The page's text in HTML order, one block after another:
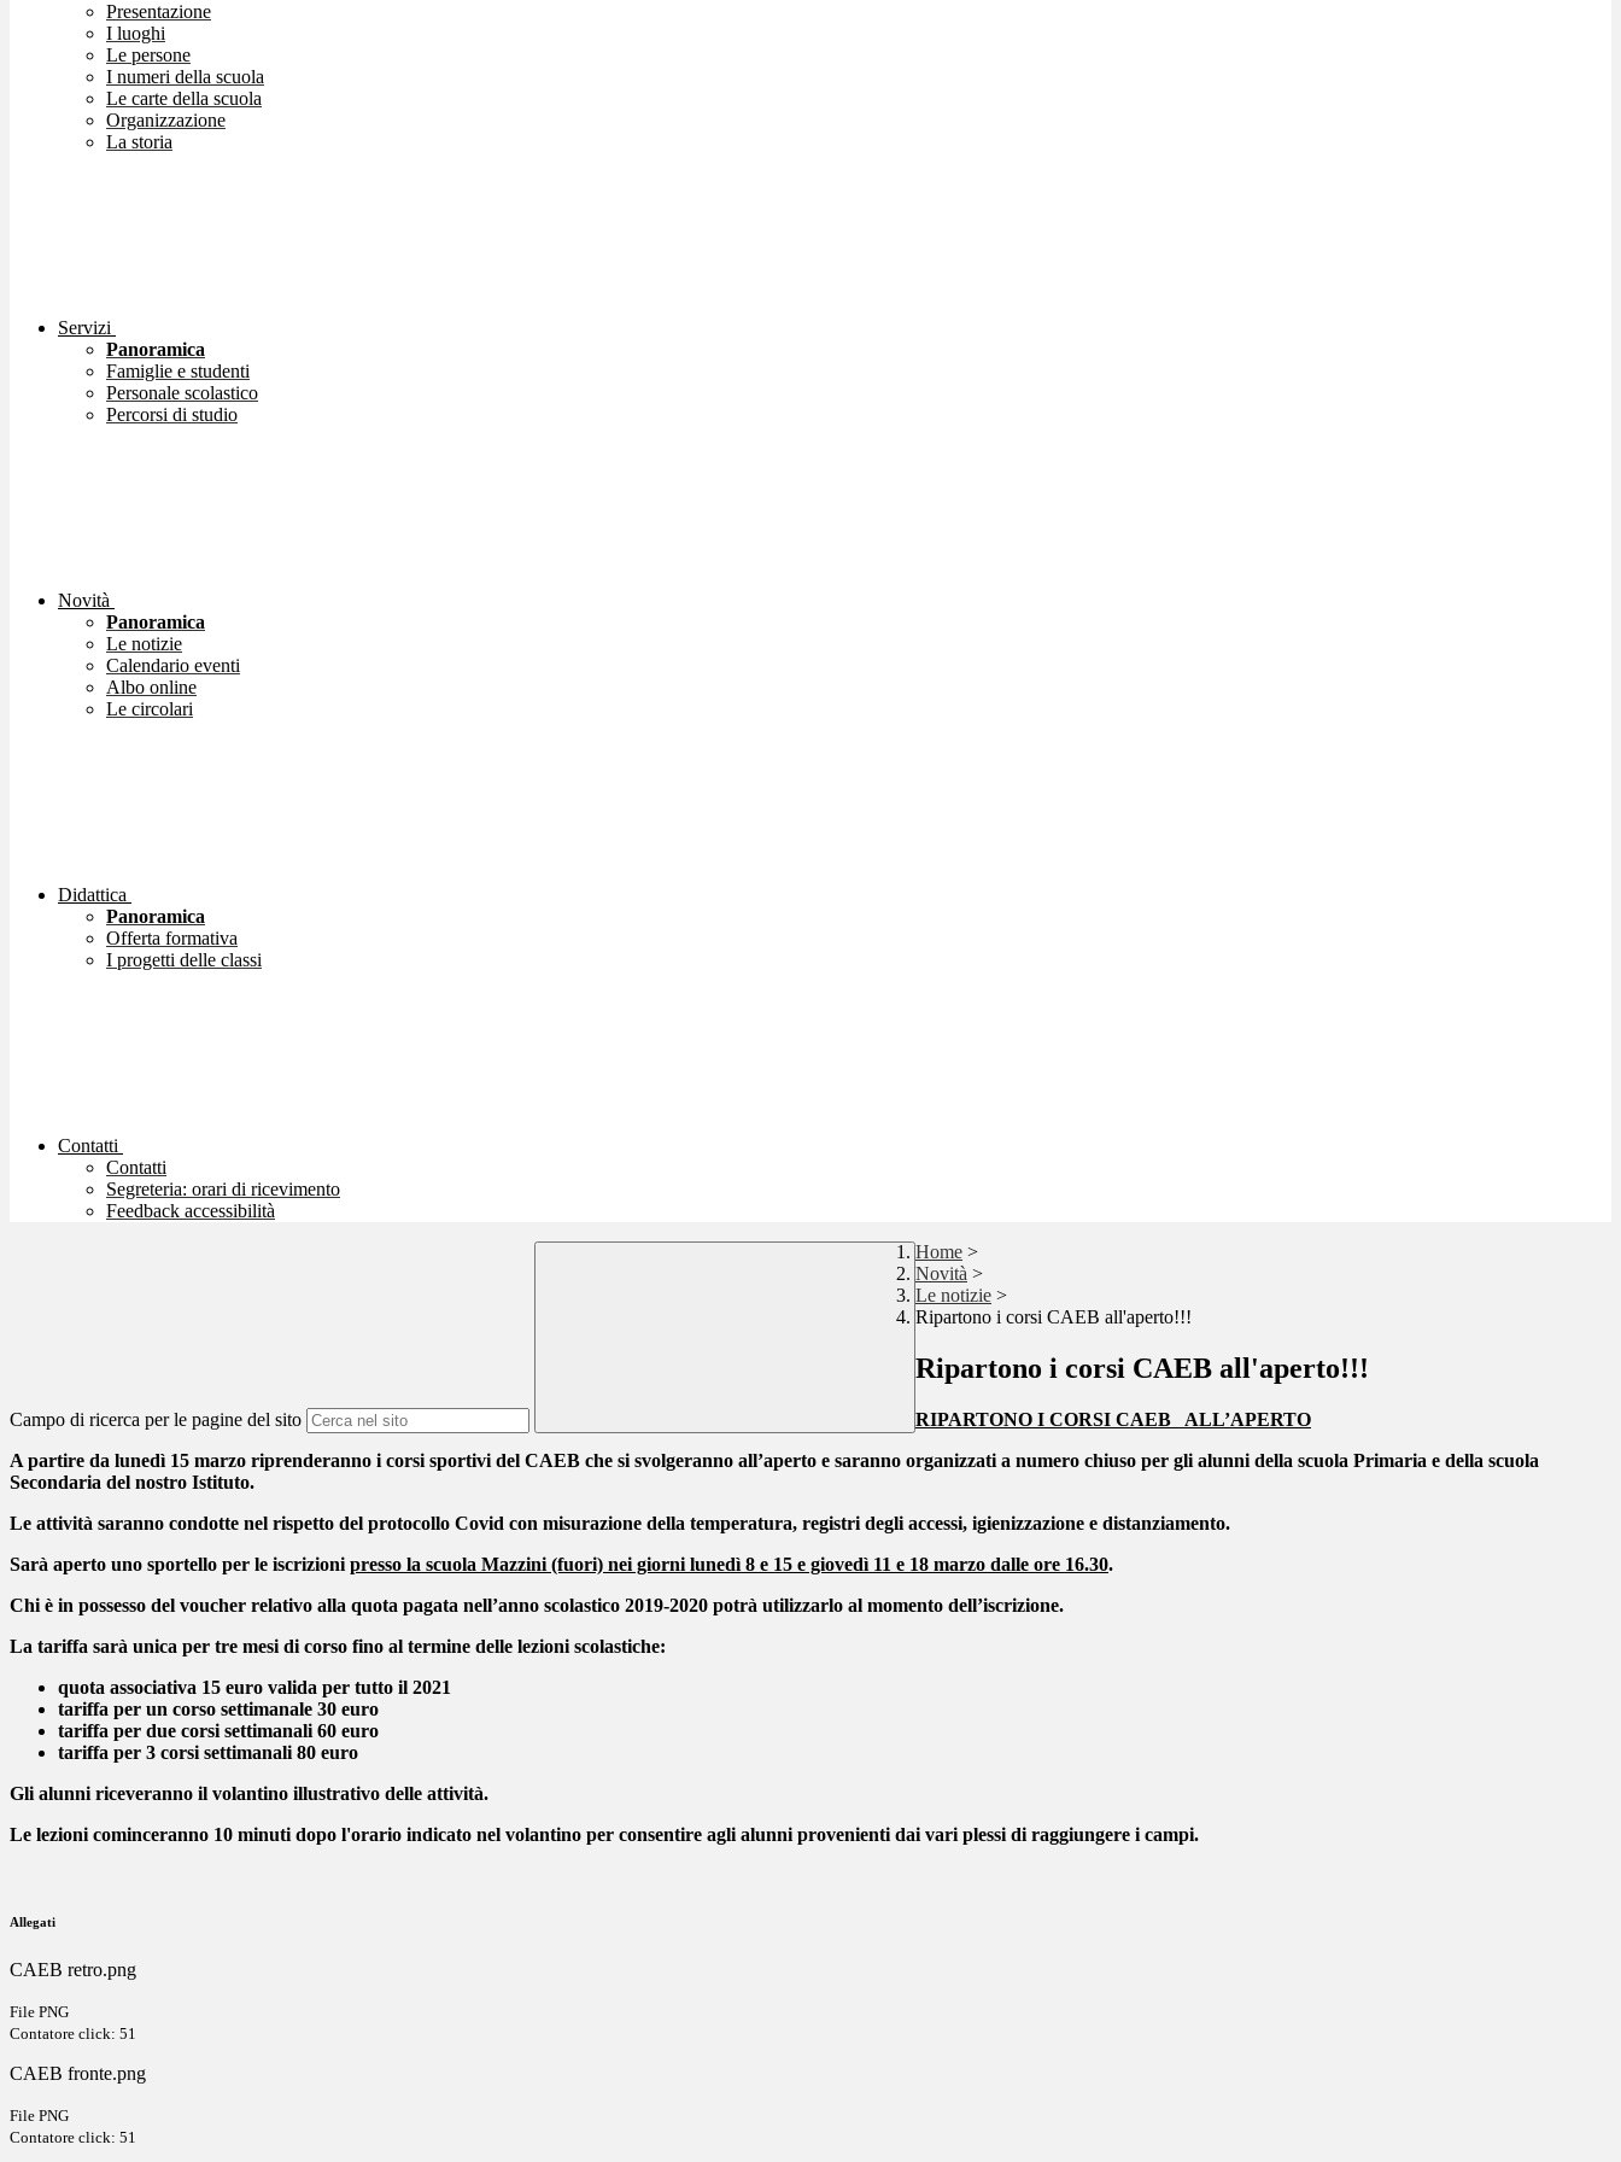
Presentazione
I luoghi
Le persone
I numeri della scuola
Le carte della scuola
Organizzazione
La storia
Servizi
Panoramica
Famiglie e studenti
Personale scolastico
Percorsi di studio
Novità
Panoramica
Le notizie
Calendario eventi
Albo online
Le circolari
Didattica
Panoramica
Offerta formativa
I progetti delle classi
Contatti
Contatti
Segreteria: orari di ricevimento
Feedback accessibilità
Campo di ricerca per le pagine del sito
Home >
Novità >
Le notizie >
Ripartono i corsi CAEB all'aperto!!!
Ripartono i corsi CAEB all'aperto!!!
RIPARTONO I CORSI CAEB ALL’APERTO
A partire da lunedì 15 marzo riprenderanno i corsi sportivi del CAEB che si svolgeranno all’aperto e saranno organizzati a numero chiuso per gli alunni della scuola Primaria e della scuola
Secondaria del nostro Istituto.
Le attività saranno condotte nel rispetto del protocollo Covid con misurazione della temperatura, registri degli accessi, igienizzazione e distanziamento.
Sarà aperto uno sportello per le iscrizioni presso la scuola Mazzini (fuori) nei giorni lunedì 8 e 15 e giovedì 11 e 18 marzo dalle ore 16.30.
Chi è in possesso del voucher relativo alla quota pagata nell’anno scolastico 2019-2020 potrà utilizzarlo al momento dell’iscrizione.
La tariffa sarà unica per tre mesi di corso fino al termine delle lezioni scolastiche:
quota associativa 15 euro valida per tutto il 2021
tariffa per un corso settimanale 30 euro
tariffa per due corsi settimanali 60 euro
tariffa per 3 corsi settimanali 80 euro
Gli alunni riceveranno il volantino illustrativo delle attività.
Le lezioni cominceranno 10 minuti dopo l'orario indicato nel volantino per consentire agli alunni provenienti dai vari plessi di raggiungere i campi.
Allegati
CAEB retro.png
File PNG
Contatore click: 51
CAEB fronte.png
File PNG
Contatore click: 51